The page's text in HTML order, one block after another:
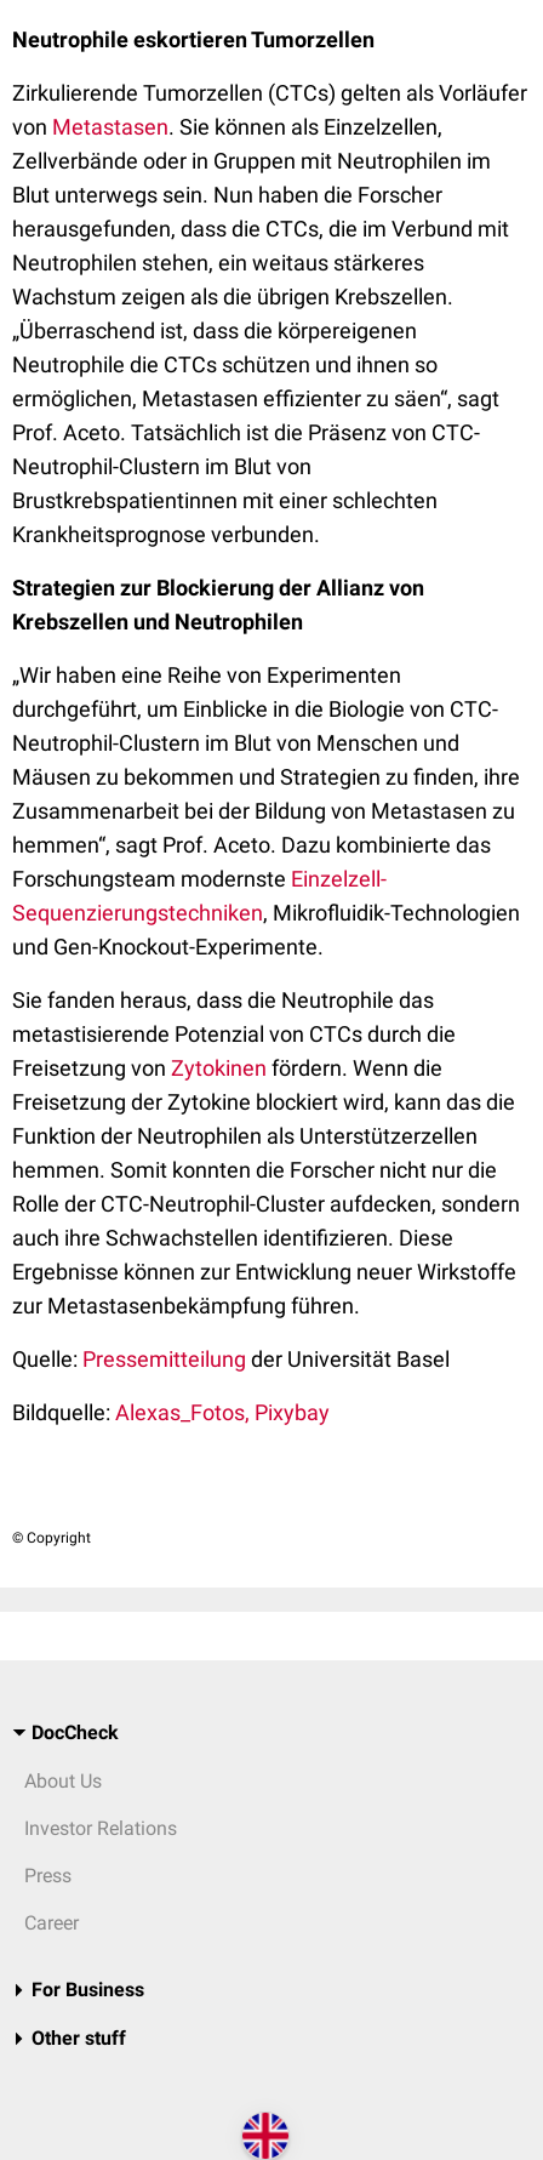
Neutrophile eskortieren Tumorzellen
Zirkulierende Tumorzellen (CTCs) gelten als Vorläufer
von Metastasen. Sie können als Einzelzellen,
Zellverbände oder in Gruppen mit Neutrophilen im
Blut unterwegs sein. Nun haben die Forscher
herausgefunden, dass die CTCs, die im Verbund mit
Neutrophilen stehen, ein weitaus stärkeres
Wachstum zeigen als die übrigen Krebszellen.
„Überraschend ist, dass die körpereigenen
Neutrophile die CTCs schützen und ihnen so
ermöglichen, Metastasen effizienter zu säen“, sagt
Prof. Aceto. Tatsächlich ist die Präsenz von CTC-
Neutrophil-Clustern im Blut von
Brustkrebspatientinnen mit einer schlechten
Krankheitsprognose verbunden.
Strategien zur Blockierung der Allianz von
Krebszellen und Neutrophilen
„Wir haben eine Reihe von Experimenten
durchgeführt, um Einblicke in die Biologie von CTC-
Neutrophil-Clustern im Blut von Menschen und
Mäusen zu bekommen und Strategien zu finden, ihre
Zusammenarbeit bei der Bildung von Metastasen zu
hemmen“, sagt Prof. Aceto. Dazu kombinierte das
Forschungsteam modernste Einzelzell-
Sequenzierungstechniken, Mikrofluidik-Technologien
und Gen-Knockout-Experimente.
Sie fanden heraus, dass die Neutrophile das
metastisierende Potenzial von CTCs durch die
Freisetzung von Zytokinen fördern. Wenn die
Freisetzung der Zytokine blockiert wird, kann das die
Funktion der Neutrophilen als Unterstützerzellen
hemmen. Somit konnten die Forscher nicht nur die
Rolle der CTC-Neutrophil-Cluster aufdecken, sondern
auch ihre Schwachstellen identifizieren. Diese
Ergebnisse können zur Entwicklung neuer Wirkstoffe
zur Metastasenbekämpfung führen.
Quelle: Pressemitteilung der Universität Basel
Bildquelle:Alexas_Fotos, Pixybay
© Copyright
DocCheck
About Us
Investor Relations
Press
Career
For Business
Other stuff